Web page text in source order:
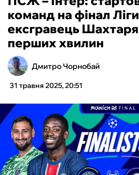
БОКС
ХОКЕЙ
ТЕНІС
КІБЕРСПОРТ
ЧС-2026
ФУТЗАЛ
команд на фінал
ексгравець Шахтаря
перших хвилин
Дмитро Чорнобай
31 травня 2025, 20:51